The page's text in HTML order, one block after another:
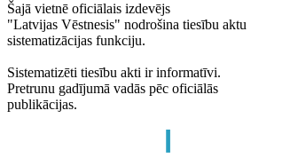
Šajā vietnē oficiālais izdevējs
"Latvijas Vēstnesis" nodrošina tiesību aktu
sistematizācijas funkciju.
Sistematizēti tiesību akti ir informatīvi.
Pretrunu gadījumā vadās pēc oficiālās
publikācijas.